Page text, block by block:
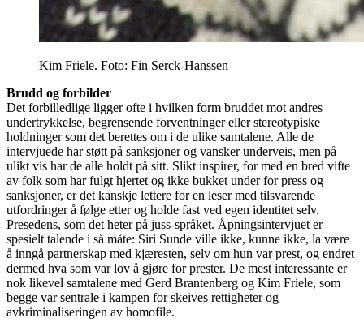
Kim Friele. Foto: Fin Serck-Hanssen
Brudd og forbilder
Det forbilledlige ligger ofte i hvilken form bruddet mot andres
undertrykkelse, begrensende forventninger eller stereotypiske
holdninger som det berettes om i de ulike samtalene. Alle de
intervjuede har støtt på sanksjoner og vansker underveis, men på
ulikt vis har de alle holdt på sitt. Slikt inspirer, for med en bred vifte
av folk som har fulgt hjertet og ikke bukket under for press og
sanksjoner, er det kanskje lettere for en leser med tilsvarende
utfordringer å følge etter og holde fast ved egen identitet selv.
Presedens, som det heter på juss-språket. Åpningsintervjuet er
spesielt talende i så måte: Siri Sunde ville ikke, kunne ikke, la være
å inngå partnerskap med kjæresten, selv om hun var prest, og endret
dermed hva som var lov å gjøre for prester. De mest interessante er
nok likevel samtalene med Gerd Brantenberg og Kim Friele, som
begge var sentrale i kampen for skeives rettigheter og
avkriminaliseringen av homofile.